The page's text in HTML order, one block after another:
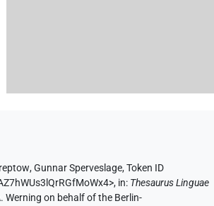
,Gunnar Sperveslage,Token ID
, in: Thesaurus Linguae
Werning on behalf of the Berlin-